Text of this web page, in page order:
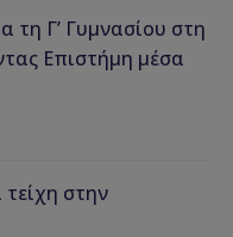
τη Γ’ Γυμνασίου στη
Επιστήμη μέσα
τείχη στην